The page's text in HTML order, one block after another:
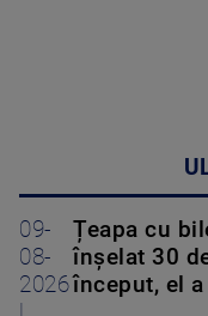
09-
08-
2026
Țeapa cu
înșelat 30
început, el